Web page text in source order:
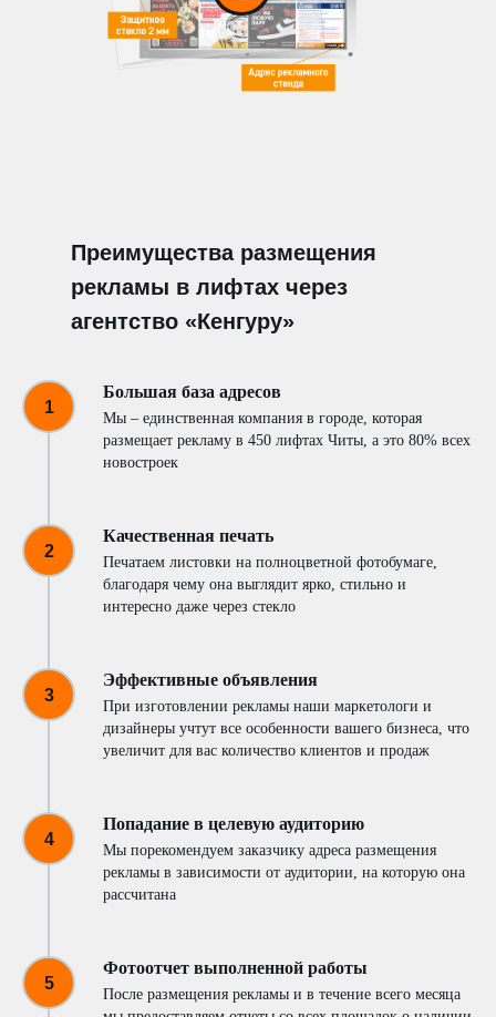
Преимущества размещения
рекламы в лифтах через
агентство «Кенгуру»
Большая база адресов
Мы – единственная компания в городе, которая
размещает рекламу в 450 лифтах Читы, а это 80% всех
новостроек
Качественная печать
Печатаем листовки на полноцветной фотобумаге,
благодаря чему она выглядит ярко, стильно и
интересно даже через стекло
Эффективные объявления
При изготовлении рекламы наши маркетологи и
дизайнеры учтут все особенности вашего бизнеса, что
увеличит для вас количество клиентов и продаж
Попадание в целевую аудиторию
Мы порекомендуем заказчику адреса размещения
рекламы в зависимости от аудитории, на которую она
рассчитана
Фотоотчет выполненной работы
После размещения рекламы и в течение всего месяца